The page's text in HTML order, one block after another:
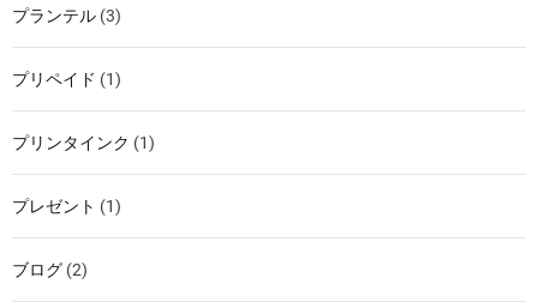
プランテル (3)
プリペイド (1)
プリンタインク (1)
プレゼント (1)
ブログ (2)